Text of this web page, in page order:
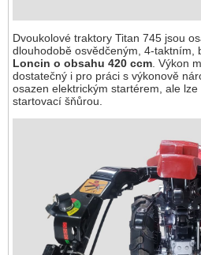
Dvoukolové traktory Titan 745 jsou
dlouhodobě osvědčeným, 4-taktním,
Loncin o obsahu 420 ccm . Výkon
dostatečný i pro práci s výkonově
osazen elektrickým startérem, ale
startovací šňůrou.